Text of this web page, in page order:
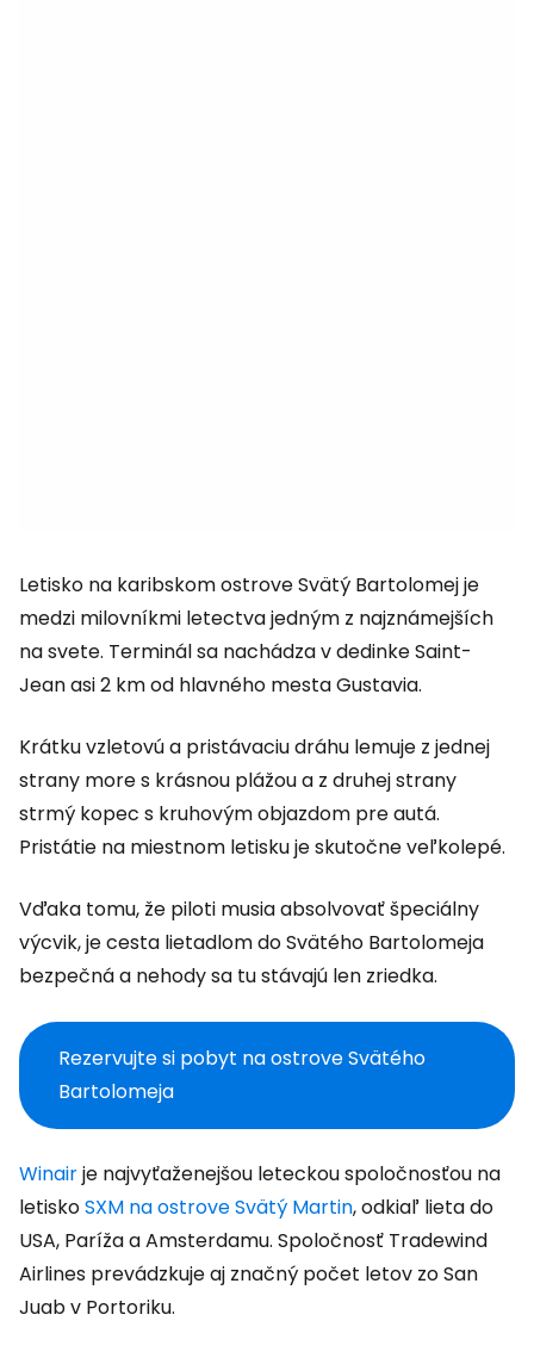
Letisko na karibskom ostrove Svätý Bartolomej je
medzi milovníkmi letectva jedným z najznámejších
na svete. Terminál sa nachádza v dedinke Saint-
Jean asi 2 km od hlavného mesta Gustavia.
Krátku vzletovú a pristávaciu dráhu lemuje z jednej
strany more s krásnou plážou a z druhej strany
strmý kopec s kruhovým objazdom pre autá.
Pristátie na miestnom letisku je skutočne veľkolepé.
Vďaka tomu, že piloti musia absolvovať špeciálny
výcvik, je cesta lietadlom do Svätého Bartolomeja
bezpečná a nehody sa tu stávajú len zriedka.
Rezervujte si pobyt na ostrove Svätého
Bartolomeja
Winairje najvyťaženejšou leteckou spoločnosťou na
letiskoSXM na ostrove Svätý Martin, odkiaľ lieta do
USA, Paríža a Amsterdamu. Spoločnosť Tradewind
Airlines prevádzkuje aj značný počet letov zo San
Juab v Portoriku.